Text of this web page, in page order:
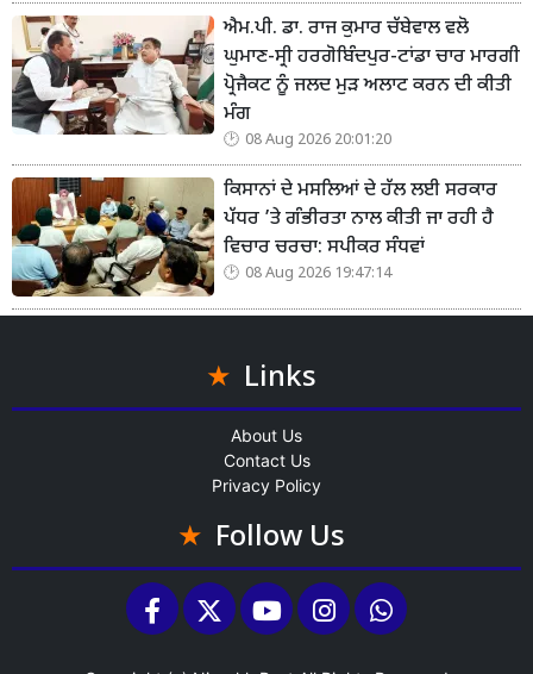
ਐਮ.ਪੀ. ਡਾ. ਰਾਜ ਕੁਮਾਰ ਚੱਬੇਵਾਲ ਵਲੋ
ਘੁਮਾਣ-ਸ੍ਰੀ ਹਰਗੋਬਿੰਦਪੁਰ-ਟਾਂਡਾ ਚਾਰ ਮਾਰਗੀ
ਪ੍ਰੋਜੈਕਟ ਨੂੰ ਜਲਦ ਮੁੜ ਅਲਾਟ ਕਰਨ ਦੀ ਕੀਤੀ
ਮੰਗ
08 Aug 2026 20:01:20
ਕਿਸਾਨਾਂ ਦੇ ਮਸਲਿਆਂ ਦੇ ਹੱਲ ਲਈ ਸਰਕਾਰ
ਪੱਧਰ ’ਤੇ ਗੰਭੀਰਤਾ ਨਾਲ ਕੀਤੀ ਜਾ ਰਹੀ ਹੈ
ਵਿਚਾਰ ਚਰਚਾ: ਸਪੀਕਰ ਸੰਧਵਾਂ
08 Aug 2026 19:47:14
Links
About Us
Contact Us
Privacy Policy
Follow Us